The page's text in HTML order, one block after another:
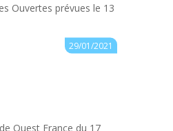
Ouvertes prévues le 13
29/01/2021
Ouest France du 17